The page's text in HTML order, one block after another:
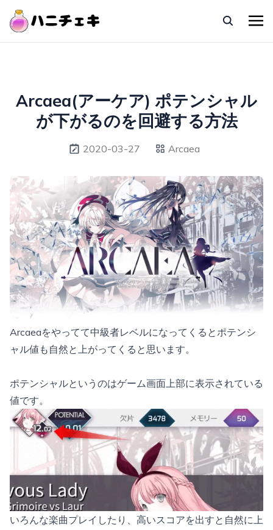
Arcaea(アーケア) ポテンシャル
が下がるのを回避する方法
2020-03-27 Arcaea
Arcaeaをやってて中級者レベルになってくるとポテンシ
ャル値も自然と上がってくると思います。
ポテンシャルというのはゲーム画面上部に表示されている
値です。
いろんな楽曲プレイしたり、高いスコアを出すと自然に上